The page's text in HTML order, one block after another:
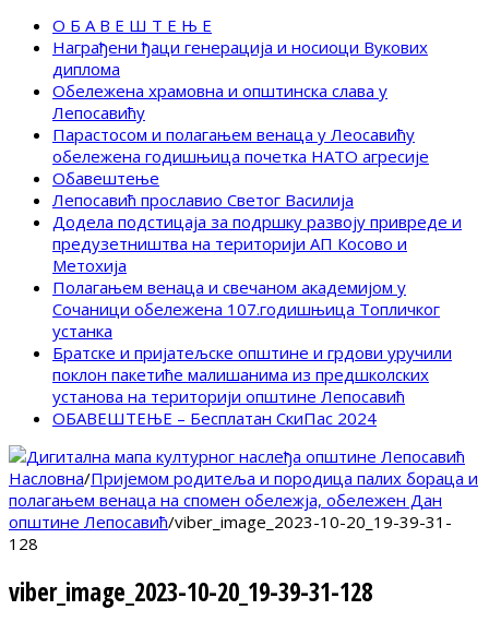
О Б А В Е Ш Т Е Њ Е
Награђени ђаци генерација и носиоци Вукових
диплома
Обележена храмовна и општинска слава у
Лепосавићу
Парастосом и полагањем венаца у Леосавићу
обележена годишњица почетка НАТО агресије
Обавештење
Лепосавић прославио Светог Василија
Додела подстицаја за подршку развоју привреде и
предузетништва на територији АП Косово и
Метохија
Полагањем венаца и свечаном академијом у
Сочаници обележена 107.годишњица Топличког
устанка
Братске и пријатељске општине и грдови уручили
поклон пакетиће малишанима из предшколских
установа на територији општине Лепосавић
ОБАВЕШТЕЊЕ – Бесплатан СкиПас 2024
Насловна/Пријемом родитеља и породица палих бораца и
полагањем венаца на спомен обележја, обележен Дан
општине Лепосавић/viber_image_2023-10-20_19-39-31-
128
viber_image_2023-10-20_19-39-31-128